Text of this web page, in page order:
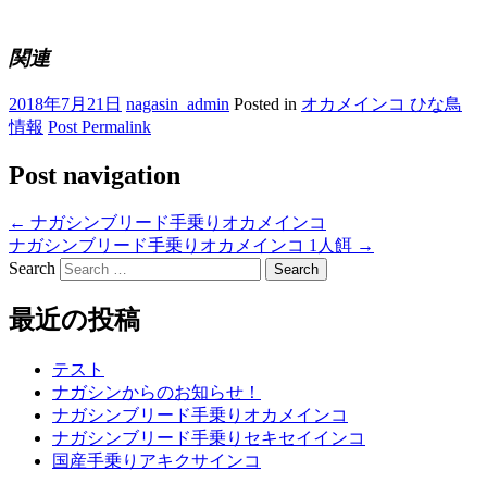
関連
2018年7月21日 nagasin_admin Posted in オカメインコ ひな鳥
情報 Post Permalink
Post navigation
← ナガシンブリード手乗りオカメインコ
ナガシンブリード手乗りオカメインコ 1人餌 →
Search
最近の投稿
テスト
ナガシンからのお知らせ！
ナガシンブリード手乗りオカメインコ
ナガシンブリード手乗りセキセイインコ
国産手乗りアキクサインコ